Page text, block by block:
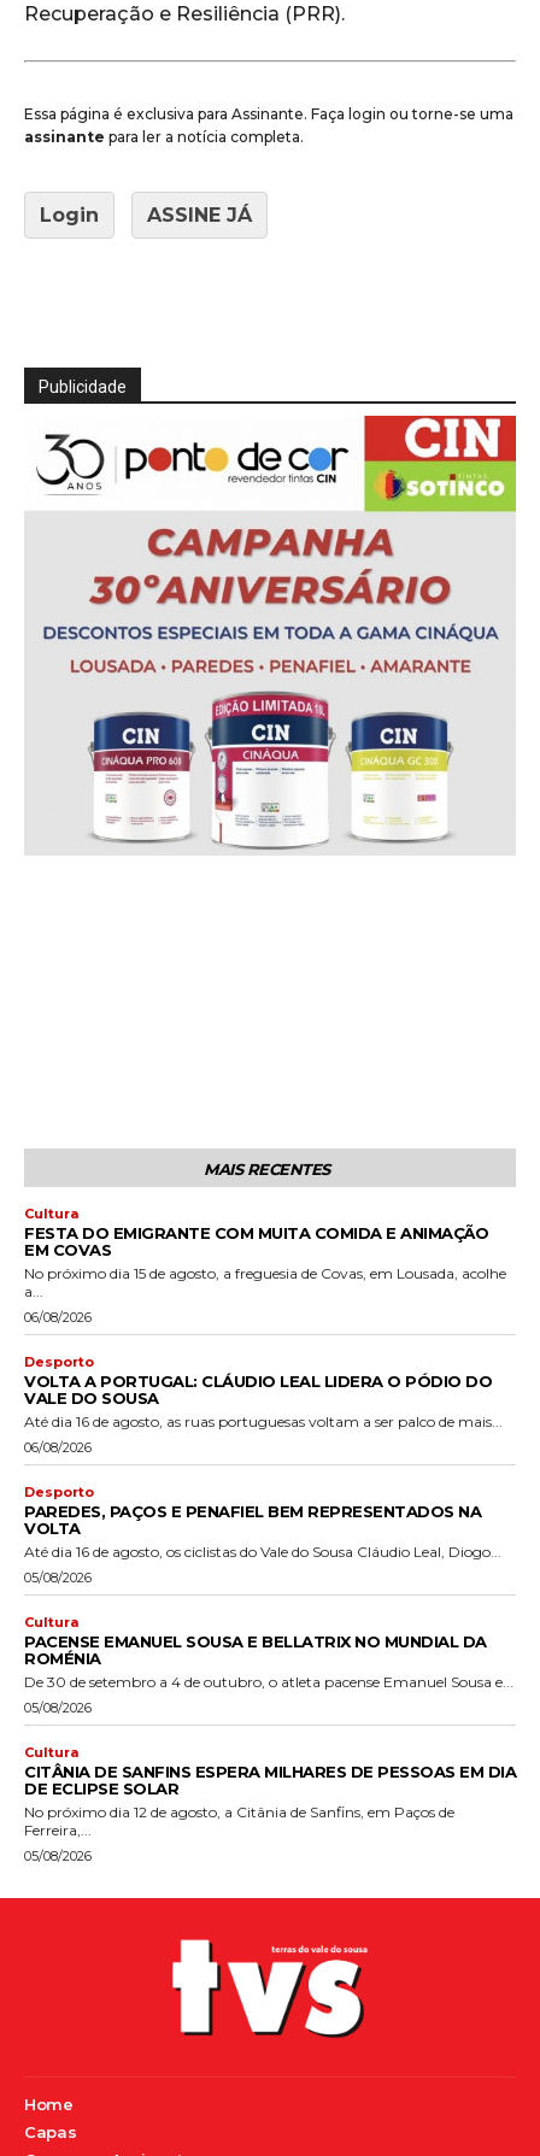
Recuperação e Resiliência (PRR).
Essa página é exclusiva para Assinante. Faça login ou torne-se uma
assinante para ler a notícia completa.
Login ASSINE JÁ
Publicidade
MAIS RECENTES
Cultura
FESTA DO EMIGRANTE COM MUITA COMIDA E ANIMAÇÃO
EM COVAS
No próximo dia 15 de agosto, a freguesia de Covas, em Lousada, acolhe
a...
06/08/2026
Desporto
VOLTA A PORTUGAL: CLÁUDIO LEAL LIDERA O PÓDIO DO
VALE DO SOUSA
Até dia 16 de agosto, as ruas portuguesas voltam a ser palco de mais...
06/08/2026
Desporto
PAREDES, PAÇOS E PENAFIEL BEM REPRESENTADOS NA
VOLTA
Até dia 16 de agosto, os ciclistas do Vale do Sousa Cláudio Leal, Diogo...
05/08/2026
Cultura
PACENSE EMANUEL SOUSA E BELLATRIX NO MUNDIAL DA
ROMÉNIA
De 30 de setembro a 4 de outubro, o atleta pacense Emanuel Sousa e...
05/08/2026
Cultura
CITÂNIA DE SANFINS ESPERA MILHARES DE PESSOAS EM DIA
DE ECLIPSE SOLAR
No próximo dia 12 de agosto, a Citânia de Sanfins, em Paços de
Ferreira,...
05/08/2026
Home
Capas